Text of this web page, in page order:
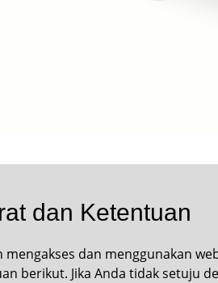
dan Ketentuan
mengakses dan menggunakan
berikut. Jika Anda tidak setuju